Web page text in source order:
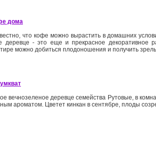
дома
что кофе можно вырастить в домашних
деревце - это еще и прекрасное декоративное
можно добиться плодоношения и получить
вечнозеленое деревце семейства Рутовые, в
ароматом. Цветет кинкан в сентябре, плоды